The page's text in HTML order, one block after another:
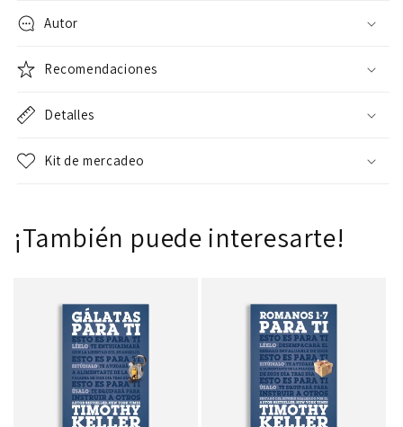
Autor
Recomendaciones
Detalles
Kit de mercadeo
¡También puede interesarte!